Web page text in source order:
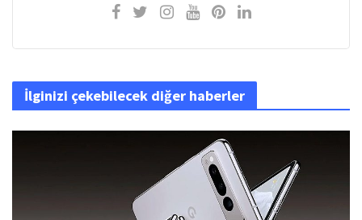
İlginizi çekebilecek diğer haberler